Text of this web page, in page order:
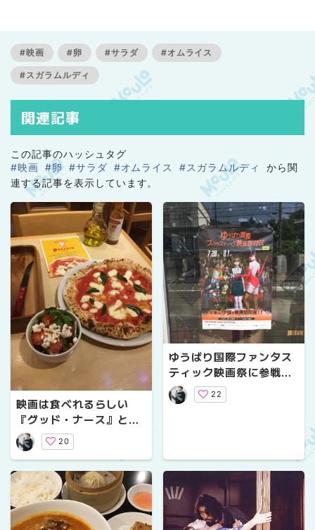
#映画 #卵 #サラダ #オムライス
#スガラムルディ
関連記事
この記事のハッシュタグ
#映画 #卵 #サラダ #オムライス #スガラムルディ
から関
連する記事を表示しています。
映画は食べれるらしい
『グッド・ナース』と
『横丁ピッツェリア・ペ
ルカート』のマルゲリー
タ
20
ゆうばり国際ファンタス
ティック映画祭に参戦し
たぜ！
22